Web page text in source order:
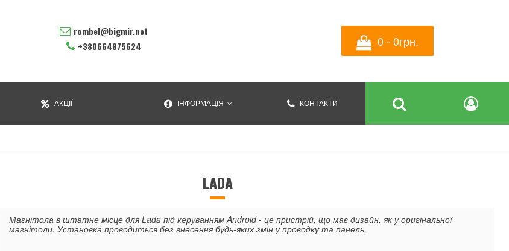
rombel@bigmir.net
+380664875624
0 - 0грн.
АКЦІЇ ІНФОРМАЦІЯ КОНТАКТИ
LADA
Магнітола в штатне місце для Lada під керуванням Android - це пристрій, що має дизайн, як у оригінальної
магнітоли. Установка проводиться без внесення будь-яких змін у проводку та панель.